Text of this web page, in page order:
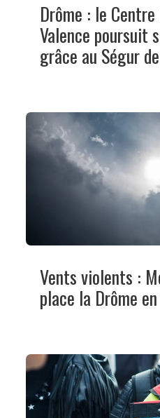
Drôme : le
Valence poursuit
grâce au Ségur
Vents violents :
place la Drôme